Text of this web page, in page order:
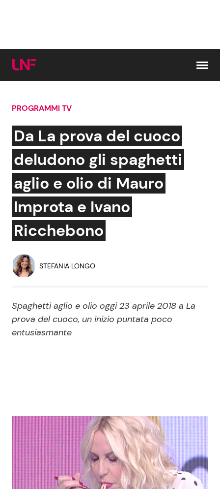
Cerca:
News e Cronaca
Attualità Italiana
Dal Mondo
Economia
Persone Scomparse
Gossip e TV
Bellezze VIP
Soap Opera
News Spettacolo
Benessere
Casa
Cucina e Ricette
Consigli di Cucina
PROGRAMMI TV
Da La prova del cuoco
deludono gli spaghetti
aglio e olio di Mauro
Improta e Ivano
Ricchebono
STEFANIA LONGO
Spaghetti aglio e olio oggi 23 aprile 2018 a La
prova del cuoco, un inizio puntata poco
entusiasmante